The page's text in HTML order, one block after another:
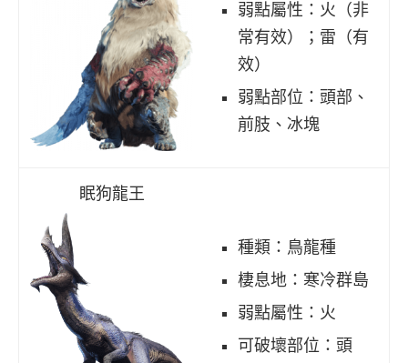
弱點屬性：火（非
常有效）；雷（有
效）
弱點部位：頭部、
前肢、冰塊
眠狗龍王
種類：鳥龍種
棲息地：寒冷群島
弱點屬性：火
可破壞部位：頭